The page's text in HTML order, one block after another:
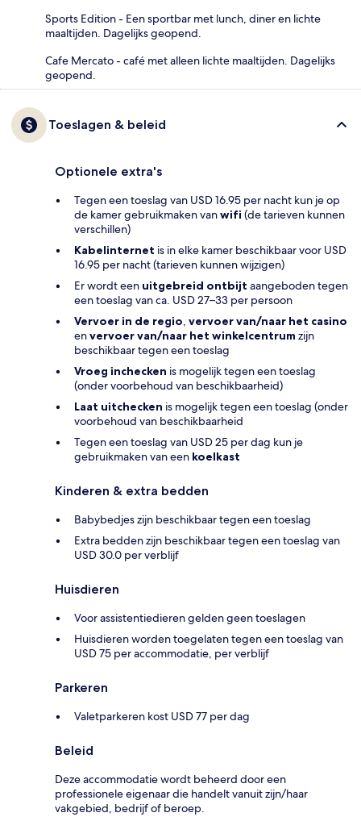
Sports Edition - Een sportbar met lunch, diner en lichte
maaltijden. Dagelijks geopend.
Cafe Mercato - café met alleen lichte maaltijden. Dagelijks
geopend.
Toeslagen & beleid
Optionele extra's
Tegen een toeslag van USD 16.95 per nacht kun je op
de kamer gebruikmaken vanwifi (de tarieven kunnen
verschillen)
Kabelinternet is in elke kamer beschikbaar voor USD
16.95 per nacht (tarieven kunnen wijzigen)
Er wordt een uitgebreid ontbijt aangeboden tegen
een toeslag van ca. USD 27–33 per persoon
Vervoer in de regio, vervoer van/naar het casino
envervoer van/naar het winkelcentrum zijn
beschikbaar tegen een toeslag
Vroeg inchecken is mogelijk tegen een toeslag
(onder voorbehoud van beschikbaarheid)
Laat uitchecken is mogelijk tegen een toeslag (onder
voorbehoud van beschikbaarheid
Tegen een toeslag van USD 25 per dag kun je
gebruikmaken van een koelkast
Kinderen & extra bedden
Babybedjes zijn beschikbaar tegen een toeslag
Extra bedden zijn beschikbaar tegen een toeslag van
USD 30.0 per verblijf
Huisdieren
Voor assistentiedieren gelden geen toeslagen
Huisdieren worden toegelaten tegen een toeslag van
USD 75 per accommodatie, per verblijf
Parkeren
Valetparkeren kost USD 77 per dag
Beleid
Deze accommodatie wordt beheerd door een
professionele eigenaar die handelt vanuit zijn/haar
vakgebied, bedrijf of beroep.